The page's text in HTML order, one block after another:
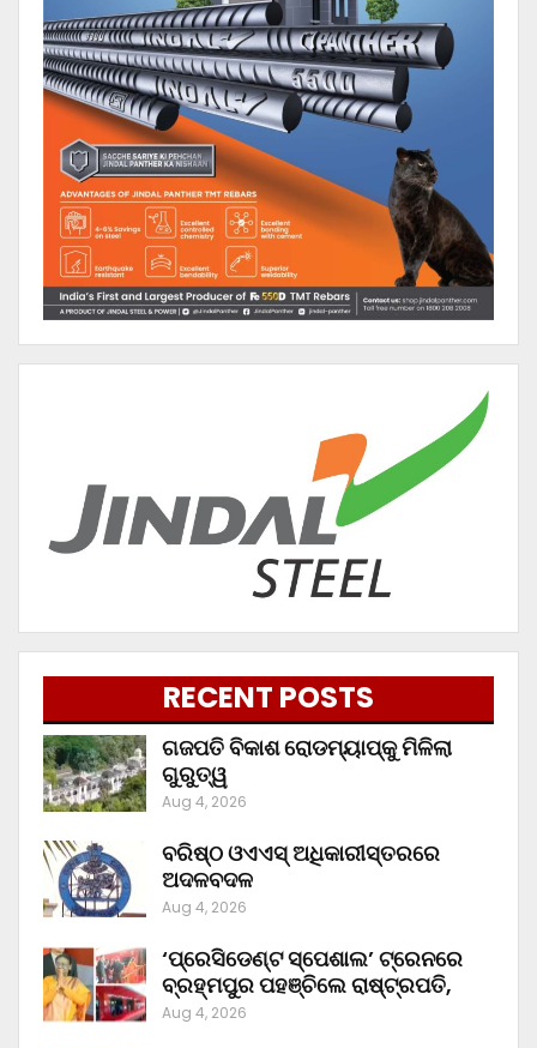
RECENT POSTS
ଗଜପତି ବିକାଶ ରୋଡମ୍ୟାପ୍‌କୁ ମିଳିଲା
ଗୁରୁତ୍ୱ
Aug 4, 2026
ବରିଷ୍ଠ ଓଏଏସ୍‌ ଅଧିକାରୀସ୍ତରରେ
ଅଦଳବଦଳ
Aug 4, 2026
‘ପ୍ରେସିଡେଣ୍ଟ ସ୍ପେଶାଲ’ ଟ୍ରେନରେ
ବ୍ରହ୍ମପୁର ପହଞ୍ଚିଲେ ରାଷ୍ଟ୍ରପତି,
Aug 4, 2026